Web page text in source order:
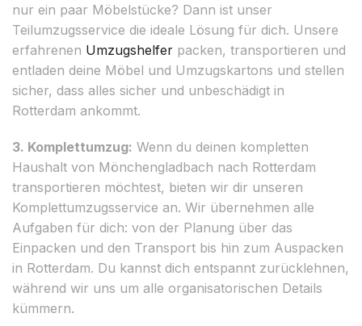
nur ein paar Möbelstücke? Dann ist unser
Teilumzugsservice die ideale Lösung für dich. Unsere
erfahrenen Umzugshelfer packen, transportieren und
entladen deine Möbel und Umzugskartons und stellen
sicher, dass alles sicher und unbeschädigt in
Rotterdam ankommt.
3. Komplettumzug: Wenn du deinen kompletten
Haushalt von Mönchengladbach nach Rotterdam
transportieren möchtest, bieten wir dir unseren
Komplettumzugsservice an. Wir übernehmen alle
Aufgaben für dich: von der Planung über das
Einpacken und den Transport bis hin zum Auspacken
in Rotterdam. Du kannst dich entspannt zurücklehnen,
während wir uns um alle organisatorischen Details
kümmern.